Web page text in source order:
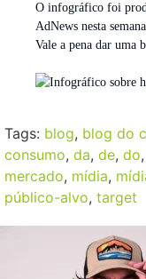
O infográfico foi
AdNews nesta
Vale a pena dar uma
Tags: blog, blog do
consumo, da, de, do,
mercado, mídia,
público-alvo, target